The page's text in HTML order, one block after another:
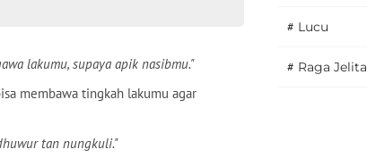
lakumu, supaya apik nasibmu."
membawa tingkah lakumu agar
tan nungkuli."
# Lucu
# Raga Jelita